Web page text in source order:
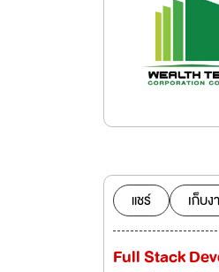
แชร์ เก็บง
Full Stack